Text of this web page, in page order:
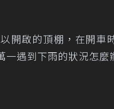
開啟的頂棚，在開車
遇到下雨的狀況怎